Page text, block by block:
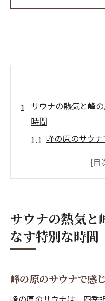
サウナの熱気と峰
時間
峰の原のサウ
自然の中での
サウナ愛好者
自然の音と香り
峰の原の新鮮な
サウナの熱気と
なす特別な時間
峰の原のサウナで感